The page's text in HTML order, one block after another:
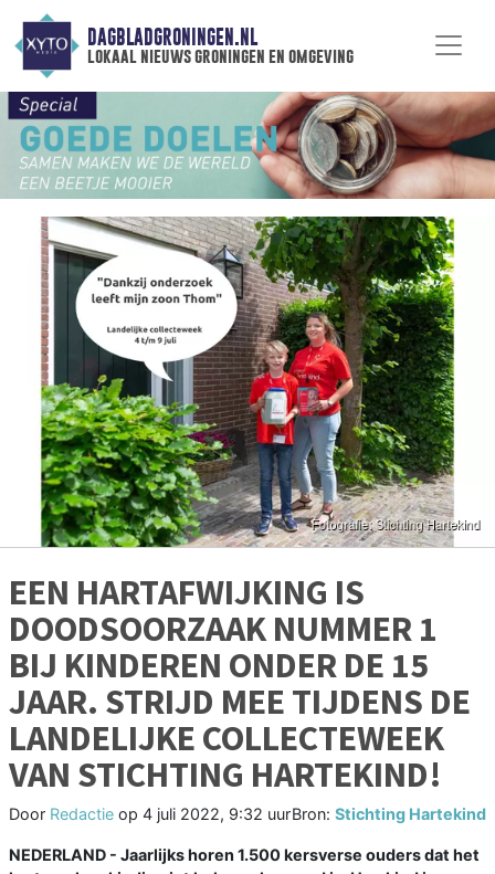
DAGBLADGRONINGEN.NL
lokaal nieuws groningen en omgeving
EEN HARTAFWIJKING IS
DOODSOORZAAK NUMMER 1
BIJ KINDEREN ONDER DE 15
JAAR. STRIJD MEE TIJDENS DE
LANDELIJKE COLLECTEWEEK
VAN STICHTING HARTEKIND!
Door Redactie op 4 juli 2022, 9:32 uurBron: Stichting Hartekind
NEDERLAND - Jaarlijks horen 1.500 kersverse ouders dat het